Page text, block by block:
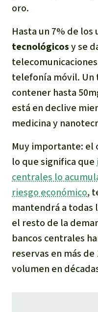
oro.
Hasta un 7% de los
tecnológicosy se
telefonía móvil.
contener hasta
está en declive
medicina y
Muy importante: el
lo que significa que
centrales lo
riesgo económico,
mantendrá a todas
el resto de la
bancos centrales
reservas en más
volumen en